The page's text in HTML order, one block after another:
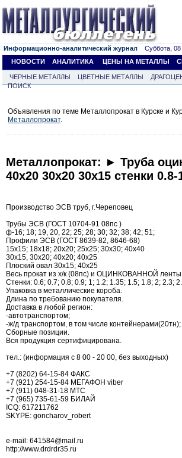
Информационно-аналитический журнал Суббота, 08
НОВОСТИ
АНАЛИТИКА ЦЕНЫ НА МЕТАЛЛЫ
ЧЕРНЫЕ МЕТАЛЛЫ ЦВЕТНЫЕ МЕТАЛЛЫ
ПОИСК
Объявления по теме Металлопрокат в Курске и
Металлопрокат.
Металлопрокат: ► Труба
40х20 30х20 30х15 стенки 0.8-
Производство ЭСВ труб, г.Череповец
Трубы ЭСВ (ГОСТ 10704-91 08пс )
ф-16; 18; 19, 20, 22; 25; 28; 30; 32; 38; 42; 51;
Профили ЭСВ (ГОСТ 8639-82, 8646-68)
15х15; 18х18; 20х20; 25х25; 30х30; 40х40
30х15, 30х20; 40х20; 40х25
Плоский овал 30х15; 40х25
Весь прокат из х/к (08пс) и ОЦИНКОВАННОЙ ленты.
Стенки: 0.6; 0.7; 0.8; 0.9; 1; 1.2; 1.35; 1.5; 1.8; 2; 2.3;
Упаковка в металлические короба.
Длина по требованию покупателя.
Доставка в любой регион:
-автотранспортом;
-ж/д транспортом, в том числе контейнерами(20тн);
Сборные позиции.
Вся продукция сертифицирована.
тел.: (информация с 8 00 - 20 00, без выходных)
+7 (8202) 64-15-84 ФАКС
+7 (921) 254-15-84 МЕГАФОН viber
+7 (911) 048-31-18 МТС
+7 (965) 735-61-59 БИЛАЙ
ICQ: 617211762
SKYPE: goncharov_robert
e-mail: 641584@mail.ru
http://www.drdrdr35.ru